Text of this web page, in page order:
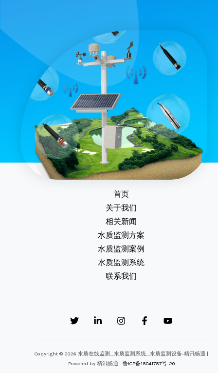
首页
关于我们
相关新闻
水质监测方案
水质监测案例
水质监测系统
联系我们
Copyright © 2026 水质在线监测_水质监测系统_水质监测设备-精讯畅通 |
Powered by 精讯畅通 鲁ICP备15041757号-20